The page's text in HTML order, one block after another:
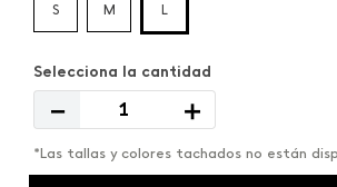
S M L
＋
－
*Las tallas y colores tachados no están